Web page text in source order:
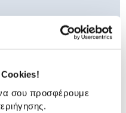
Cookies!
σου προσφέρουμε
Αυτοκόλλητα